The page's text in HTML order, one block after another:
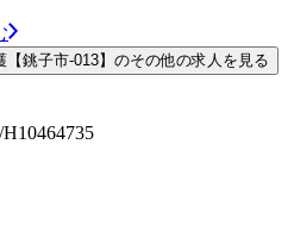
銚子市-013】のその他の求人を見る